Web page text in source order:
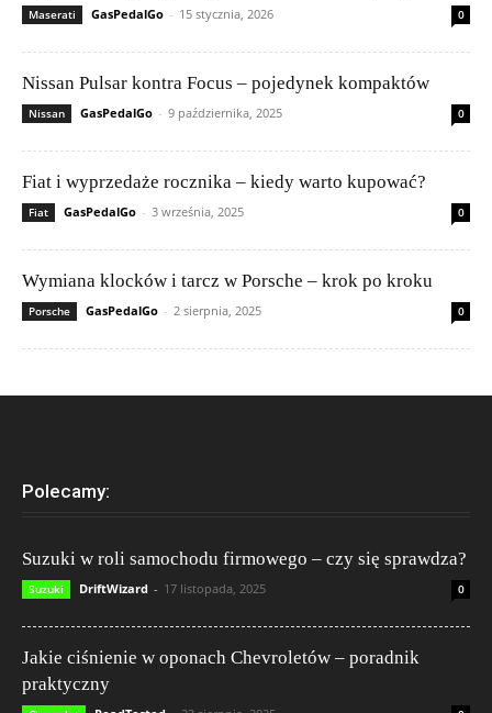
Maserati GasPedalGo - 15 stycznia, 2026 0
Nissan Pulsar kontra Focus – pojedynek kompaktów
Nissan GasPedalGo - 9 października, 2025 0
Fiat i wyprzedaże rocznika – kiedy warto kupować?
Fiat GasPedalGo - 3 września, 2025 0
Wymiana klocków i tarcz w Porsche – krok po kroku
Porsche GasPedalGo - 2 sierpnia, 2025 0
Polecamy:
Suzuki w roli samochodu firmowego – czy się sprawdza?
Suzuki DriftWizard - 17 listopada, 2025 0
Jakie ciśnienie w oponach Chevroletów – poradnik
praktyczny